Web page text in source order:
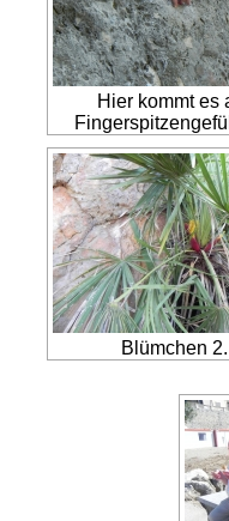
Hier kommt es
Blümchen 2.